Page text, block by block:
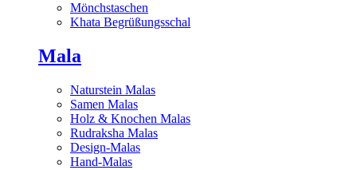
Mönchstaschen
Khata Begrüßungsschal
Mala
Naturstein Malas
Samen Malas
Holz & Knochen Malas
Rudraksha Malas
Design-Malas
Hand-Malas